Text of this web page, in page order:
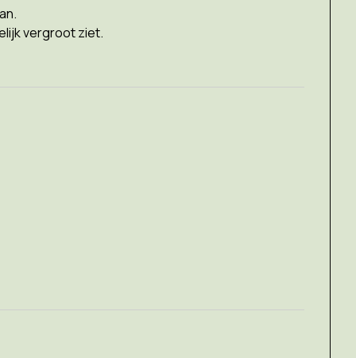
vergroot ziet.